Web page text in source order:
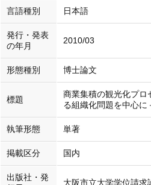
言語種別 日本語
発行・発表
の年月
2010/03
形態種別 博士論文
標題
商業集積の観光化プロ
る組織化問題を中心に
執筆形態 単著
掲載区分 国内
出版社・発
大阪市立大学学位請求